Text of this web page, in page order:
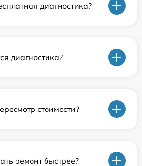
диагностика?
диагностика?
стоимости?
ремонт быстрее?